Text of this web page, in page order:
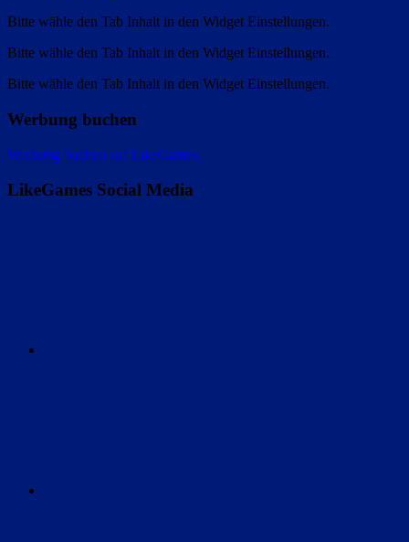
Bitte wähle den Tab Inhalt in den Widget Einstellungen.
Bitte wähle den Tab Inhalt in den Widget Einstellungen.
Bitte wähle den Tab Inhalt in den Widget Einstellungen.
Werbung buchen
Werbung buchen auf LikeGames
LikeGames Social Media